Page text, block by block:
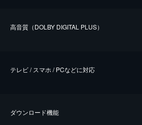
⾼⾳質（DOLBY DIGITAL PLUS）
テレビ / スマホ / PCなどに対応
ダウンロード機能